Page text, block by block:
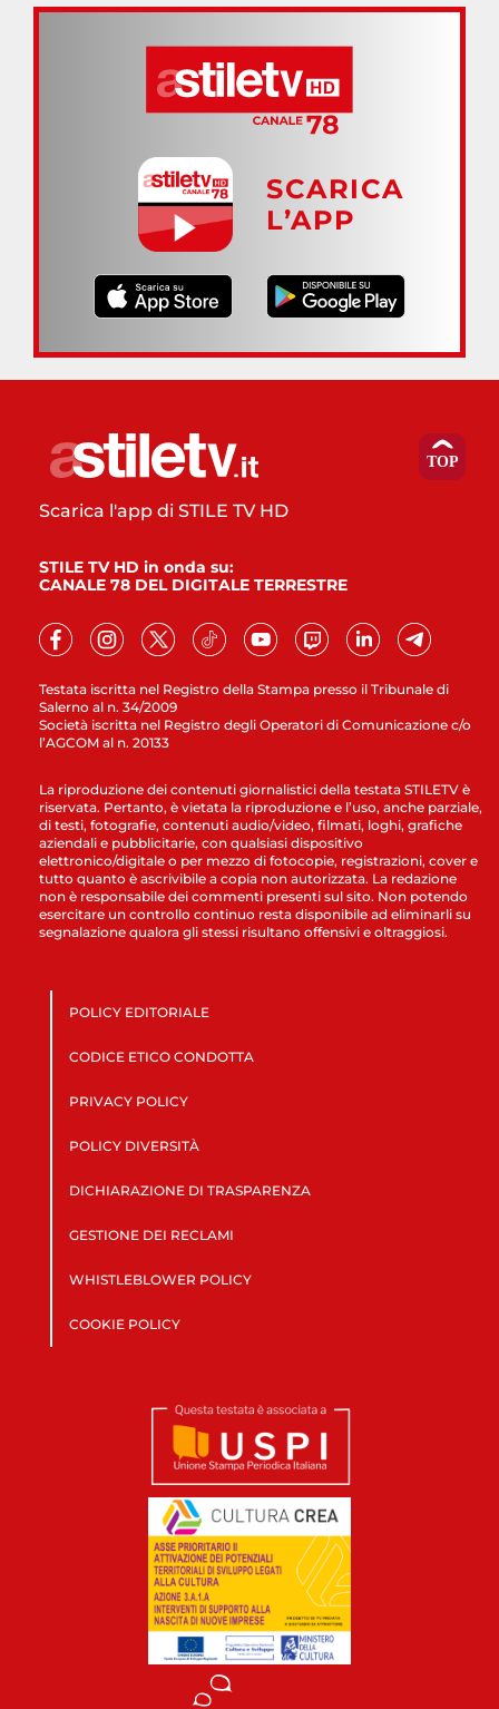
SCARICA
L’APP
Testata iscritta nel Registro della Stampa presso il Tribunale di
Salerno al n. 34/2009
Società iscritta nel Registro degli Operatori di Comunicazione c/o
l’AGCOM al n. 20133
Scarica l'app di STILE TV HD
STILE TV HD in onda su:
CANALE 78 DEL DIGITALE TERRESTRE
La riproduzione dei contenuti giornalistici della testata STILETV è
riservata. Pertanto, è vietata la riproduzione e l’uso, anche parziale,
di testi, fotografie, contenuti audio/video, filmati, loghi, grafiche
aziendali e pubblicitarie, con qualsiasi dispositivo
elettronico/digitale o per mezzo di fotocopie, registrazioni, cover e
tutto quanto è ascrivibile a copia non autorizzata. La redazione
non è responsabile dei commenti presenti sul sito. Non potendo
esercitare un controllo continuo resta disponibile ad eliminarli su
segnalazione qualora gli stessi risultano offensivi e oltraggiosi.
POLICY EDITORIALE
CODICE ETICO CONDOTTA
PRIVACY POLICY
POLICY DIVERSITÀ
DICHIARAZIONE DI TRASPARENZA
GESTIONE DEI RECLAMI
WHISTLEBLOWER POLICY
COOKIE POLICY